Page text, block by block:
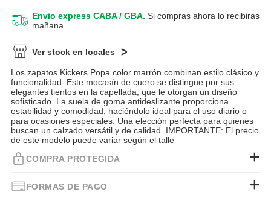
Envio express CABA / GBA. Si compras ahora lo recibiras
mañana
Ver stock en locales
Los zapatos Kickers Popa color marrón combinan estilo clásico y
funcionalidad. Este mocasín de cuero se distingue por sus
elegantes tientos en la capellada, que le otorgan un diseño
sofisticado. La suela de goma antideslizante proporciona
estabilidad y comodidad, haciéndolo ideal para el uso diario o
para ocasiones especiales. Una elección perfecta para quienes
buscan un calzado versátil y de calidad. IMPORTANTE: El precio
de este modelo puede variar según el talle
COMPRA PROTEGIDA
FORMAS DE PAGO